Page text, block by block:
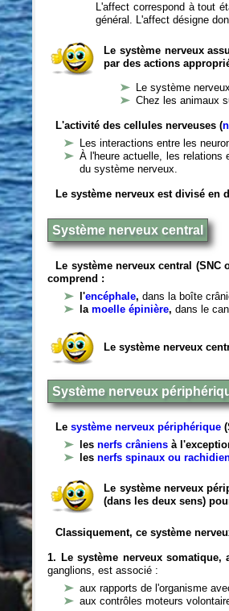
L'affect correspond à tout
général. L'affect désigne
Le système nerveux
par des actions
Le système
Chez les animaux
L'activité des cellules nerveuses (
Les interactions entre les
À l'heure actuelle, les relations
du système nerveux.
Le système nerveux est divisé en
Système nerveux central
Le système nerveux central
comprend :
l'encéphale,dans la boîte
lamoelle épinière,dans le
Le système nerveux
Système nerveux
Lesystème nerveux périphérique
lesnerfs crâniens à
lesnerfs spinaux ou
Le système nerveux
(dans les deux sens)
Classiquement, ce système
1. Le système nerveux
ganglions, est associé :
aux rapports de l'organisme
aux contrôles moteurs